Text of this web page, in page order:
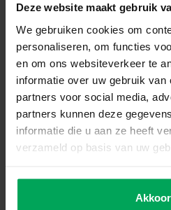
Deze website maakt gebruik
We gebruiken cookies om
personaliseren, om functies
en om ons websiteverkeer te
informatie over uw gebruik van
partners voor social media,
partners kunnen deze
informatie die u aan ze heeft
verzameld op basis van uw